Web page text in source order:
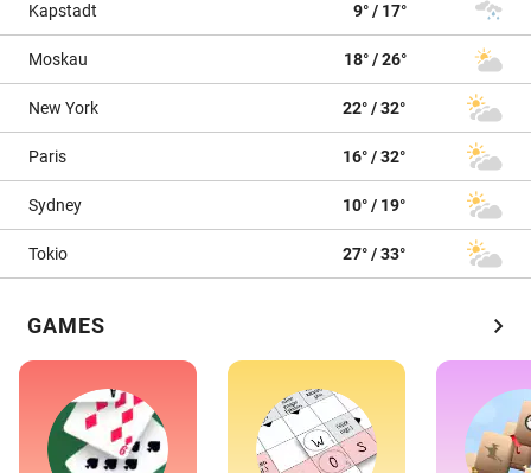
Kapstadt 9° / 17°
Moskau 18° / 26°
New York 22° / 32°
Paris 16° / 32°
Sydney 10° / 19°
Tokio 27° / 33°
GAMES chevron_right